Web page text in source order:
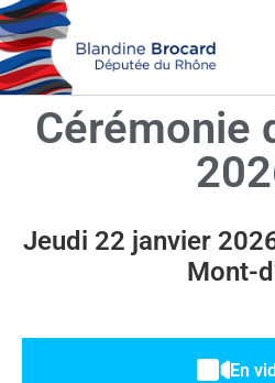
Cérémonie
Jeudi 22 janvier
Mont-
En